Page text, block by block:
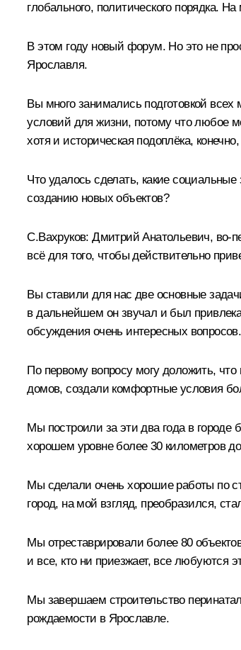
глобального, политического порядка.
В этом году новый форум. Но это не
Ярославля.
Вы много занимались подготовкой
условий для жизни, потому что любое
хотя и историческая подоплёка,
Что удалось сделать, какие
созданию новых объектов?
С.Вахруков: Дмитрий Анатольевич,
всё для того, чтобы действительно
Вы ставили для нас две основные
в дальнейшем он звучал и был
обсуждения очень интересных вопросов.
По первому вопросу могу доложить,
домов, создали комфортные условия
Мы построили за эти два года в городе
хорошем уровне более 30 километров
Мы сделали очень хорошие работы по
город, на мой взгляд, преобразился,
Мы отреставрировали более 80
и все, кто ни приезжает, все любуются
Мы завершаем строительство
рождаемости в Ярославле.